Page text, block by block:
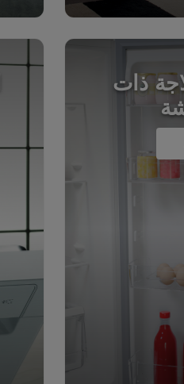
ذات